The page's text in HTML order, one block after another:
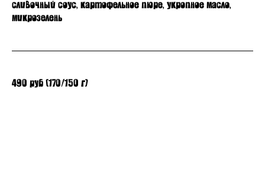
сливочный соус, картофельное пюре, укропное масло,
микрозелень
490 руб (170/150 г)